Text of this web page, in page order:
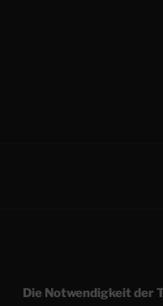
Die Notwendigkeit der